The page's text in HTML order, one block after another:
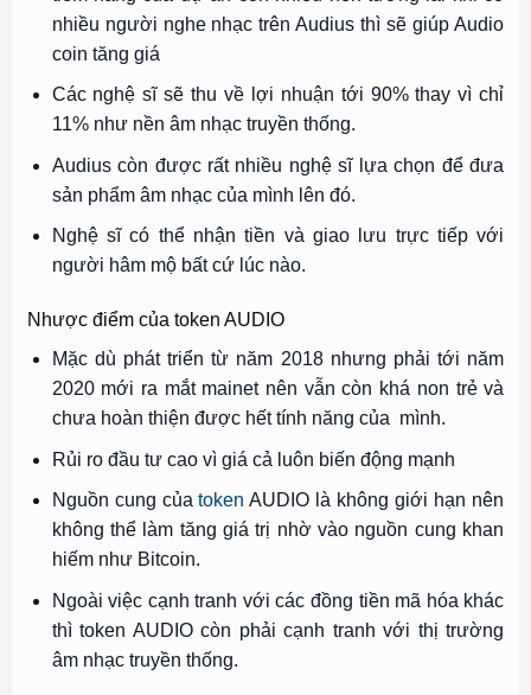
nhiều người nghe nhạc trên Audius thì sẽ giúp Audio
coin tăng giá
Các nghệ sĩ sẽ thu về lợi nhuận tới 90% thay vì chỉ
11% như nền âm nhạc truyền thống.
Audius còn được rất nhiều nghệ sĩ lựa chọn để đưa
sản phẩm âm nhạc của mình lên đó.
Nghệ sĩ có thể nhận tiền và giao lưu trực tiếp với
người hâm mộ bất cứ lúc nào.
Nhược điểm của token AUDIO
Mặc dù phát triển từ năm 2018 nhưng phải tới năm
2020 mới ra mắt mainet nên vẫn còn khá non trẻ và
chưa hoàn thiện được hết tính năng của mình.
Rủi ro đầu tư cao vì giá cả luôn biến động mạnh
Nguồn cung củatoken AUDIO là không giới hạn nên
không thể làm tăng giá trị nhờ vào nguồn cung khan
hiếm như Bitcoin.
Ngoài việc cạnh tranh với các đồng tiền mã hóa khác
thì token AUDIO còn phải cạnh tranh với thị trường
âm nhạc truyền thống.